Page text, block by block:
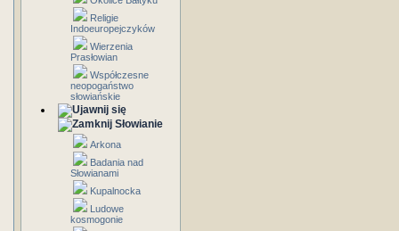
Religie
Indoeuropejczyków
Wierzenia
Prasłowian
Współczesne
neopogaństwo
słowiańskie
Słowianie
Arkona
Badania nad
Słowianami
Kupalnocka
Ludowe
kosmogonie